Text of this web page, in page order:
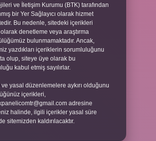
ve İletişim Kurumu (BTK) tarafından
bir Yer Sağlayıcı olarak hizmet
Bu nedenle, sitedeki içerikleri
denetleme veya araştırma
bulunmamaktadır. Ancak,
yazdıkları içeriklerin sorumluluğunu
olup, siteye üye olarak bu
kabul etmiş sayılırlar.
ve yasal düzenlemelere aykırı olduğunu
içerikleri,
adresine
halinde, ilgili içerikler yasal süre
sitemizden kaldırılacaktır.